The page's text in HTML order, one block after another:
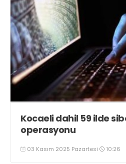
Kocaeli dahil 59 ilde
operasyonu
03 Kasım 2025 Pazartesi 10:26